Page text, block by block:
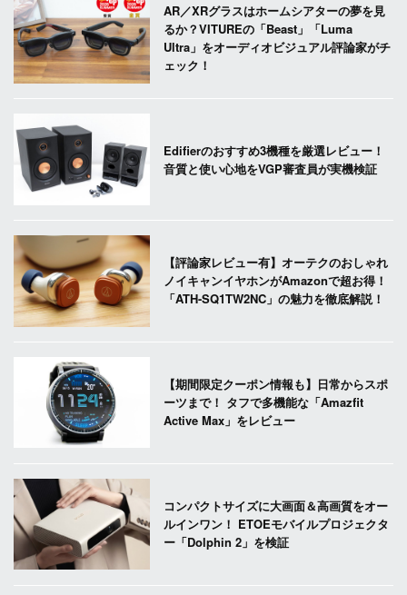
AR／XRグラスはホームシアターの夢を見
るか？VITUREの「Beast」「Luma
Ultra」をオーディオビジュアル評論家がチ
ェック！
Edifierのおすすめ3機種を厳選レビュー！
音質と使い心地をVGP審査員が実機検証
【評論家レビュー有】オーテクのおしゃれ
ノイキャンイヤホンがAmazonで超お得！
「ATH-SQ1TW2NC」の魅力を徹底解説！
【期間限定クーポン情報も】日常からスポ
ーツまで！ タフで多機能な「Amazfit
Active Max」をレビュー
コンパクトサイズに大画面＆高画質をオー
ルインワン！ ETOEモバイルプロジェクタ
ー「Dolphin 2」を検証